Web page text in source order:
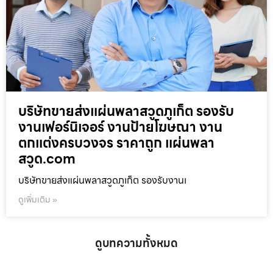
บริษัทขายส่งแผ่นพลาสวูดภูเก็ต รองรับ
งานเฟอร์นิเจอร์ งานป้ายโฆษณา งาน
ตกแต่งครบวงจร ราคาถูก แผ่นพลา
สวูด.com
บริษัทขายส่งแผ่นพลาสวูดภูเก็ต รองรับงานเ
ดูเพิ่มเติม »
ดูบทความทั้งหมด